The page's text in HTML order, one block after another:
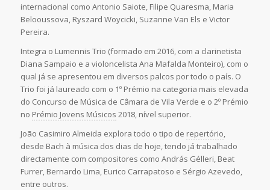
internacional como Antonio Saiote, Filipe Quaresma, Maria
Belooussova, Ryszard Woycicki, Suzanne Van Els e Victor
Pereira.
Integra o Lumennis Trio (formado em 2016, com a clarinetista
Diana Sampaio e a violoncelista Ana Mafalda Monteiro), com o
qual já se apresentou em diversos palcos por todo o país. O
Trio foi já laureado com o 1º Prémio na categoria mais elevada
do Concurso de Música de Câmara de Vila Verde e o 2º Prémio
no Prémio Jovens Músicos 2018, nível superior.
João Casimiro Almeida explora todo o tipo de repertório,
desde Bach à música dos dias de hoje, tendo já trabalhado
directamente com compositores como András Gélleri, Beat
Furrer, Bernardo Lima, Eurico Carrapatoso e Sérgio Azevedo,
entre outros.